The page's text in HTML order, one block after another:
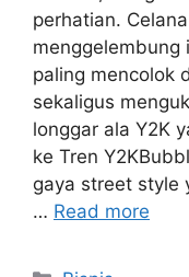
perhatian.
menggelembung
paling mencolok
sekaligus
longgar ala Y2K
ke Tren
gaya street style
… Read more